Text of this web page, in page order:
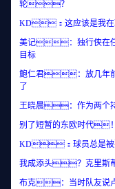
轮？
KD：这应该是我在
美记：独行侠在任
目标
鲍仁君：放几年前
了
王晓晨：作为两个持
别了短暂的东欧时代
KD：球员总是被
我成添头？克里斯蒂
布克：当时队友说卢